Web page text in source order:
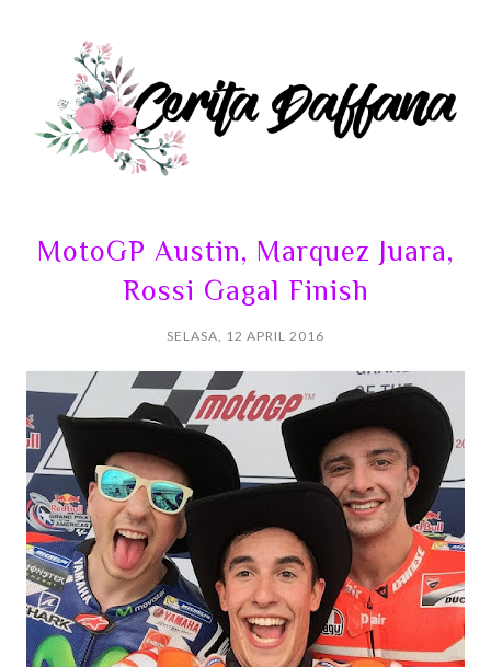
MotoGP Austin, Marquez Juara,
Rossi Gagal Finish
SELASA, 12 APRIL 2016